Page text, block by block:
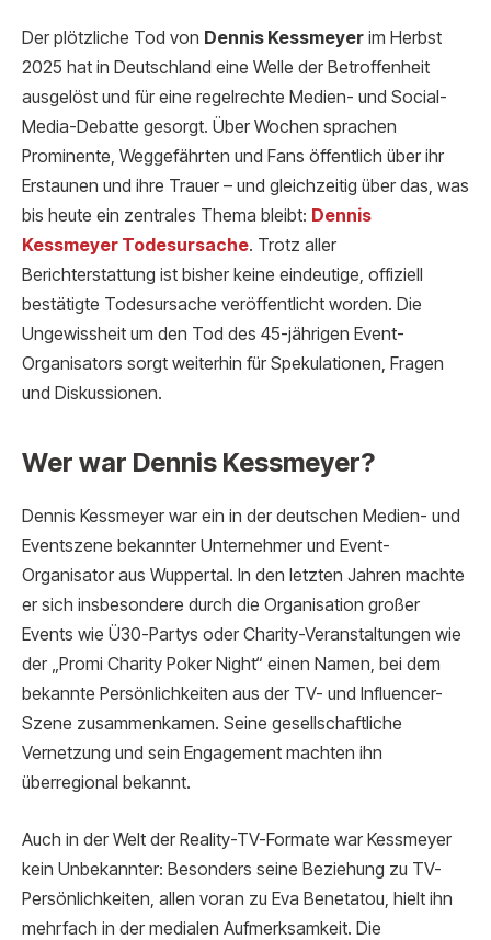
Der plötzliche Tod von Dennis Kessmeyer im Herbst
2025 hat in Deutschland eine Welle der Betroffenheit
ausgelöst und für eine regelrechte Medien- und Social-
Media-Debatte gesorgt. Über Wochen sprachen
Prominente, Weggefährten und Fans öffentlich über ihr
Erstaunen und ihre Trauer – und gleichzeitig über das, was
bis heute ein zentrales Thema bleibt: Dennis
Kessmeyer Todesursache. Trotz aller
Berichterstattung ist bisher keine eindeutige, offiziell
bestätigte Todesursache veröffentlicht worden. Die
Ungewissheit um den Tod des 45-jährigen Event-
Organisators sorgt weiterhin für Spekulationen, Fragen
und Diskussionen.
Wer war Dennis Kessmeyer?
Dennis Kessmeyer war ein in der deutschen Medien- und
Eventszene bekannter Unternehmer und Event-
Organisator aus Wuppertal. In den letzten Jahren machte
er sich insbesondere durch die Organisation großer
Events wie Ü30-Partys oder Charity-Veranstaltungen wie
der „Promi Charity Poker Night“ einen Namen, bei dem
bekannte Persönlichkeiten aus der TV- und Influencer-
Szene zusammenkamen. Seine gesellschaftliche
Vernetzung und sein Engagement machten ihn
überregional bekannt.
Auch in der Welt der Reality-TV-Formate war Kessmeyer
kein Unbekannter: Besonders seine Beziehung zu TV-
Persönlichkeiten, allen voran zu Eva Benetatou, hielt ihn
mehrfach in der medialen Aufmerksamkeit. Die